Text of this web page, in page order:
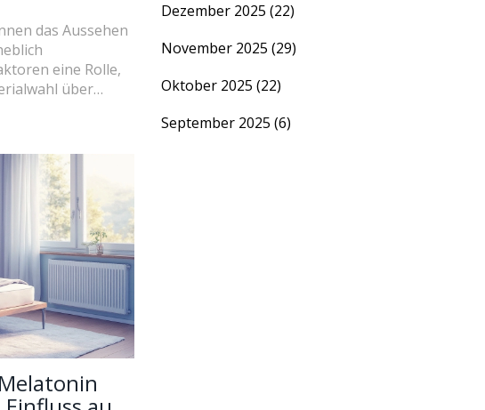
das Aussehen
eine Rolle,
über
– dieser Artikel
informierte
sparen kann und
Budgets
Dezember 2025 (22)
November 2025 (29)
Oktober 2025 (22)
September 2025 (6)